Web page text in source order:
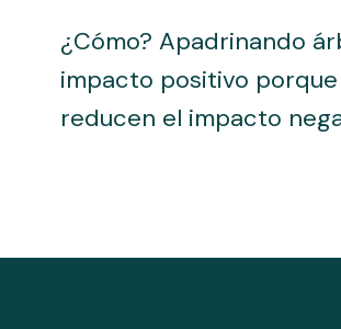
¿Cómo? Apadrinando
impacto positivo
reducen el impacto